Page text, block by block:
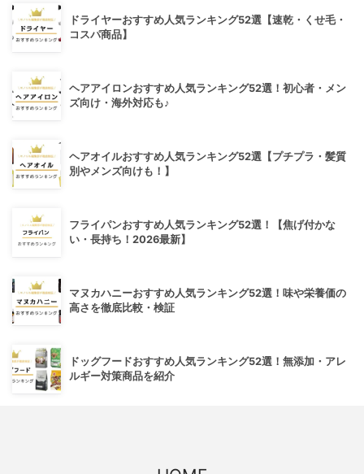
ドライヤーおすすめ人気ランキング52選【速乾・くせ毛・
コスパ商品】
ヘアアイロンおすすめ人気ランキング52選！初心者・メン
ズ向け・海外対応も♪
ヘアオイルおすすめ人気ランキング52選【プチプラ・髪質
別やメンズ向けも！】
フライパンおすすめ人気ランキング52選！【焦げ付かな
い・長持ち！2026最新】
マヌカハニーおすすめ人気ランキング52選！味や栄養価の
高さを徹底比較・検証
ドッグフードおすすめ人気ランキング52選！無添加・アレ
ルギー対策商品を紹介